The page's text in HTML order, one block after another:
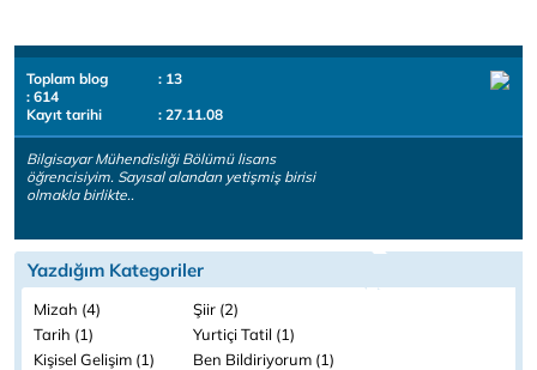
Toplam blog
: 13
: 614
Kayıt tarihi
: 27.11.08
Bilgisayar Mühendisliği Bölümü lisans
öğrencisiyim. Sayısal alandan yetişmiş birisi
olmakla birlikte..
Yazdığım Kategoriler
Mizah (4)
Şiir (2)
Tarih (1)
Yurtiçi Tatil (1)
Kişisel Gelişim (1)
Ben Bildiriyorum (1)